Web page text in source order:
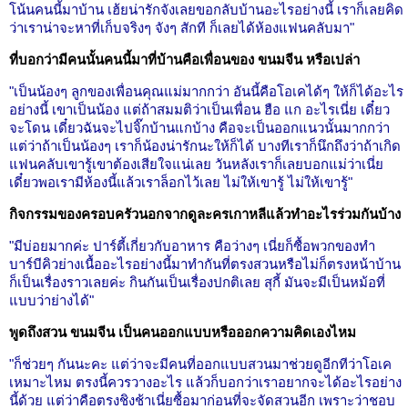
โน้นคนนี้มาบ้าน เฮ้ยน่ารักจังเลยขอกลับบ้านอะไรอย่างนี้ เราก็เลยคิด
ว่าเราน่าจะหาที่เก็บจริงๆ จังๆ สักที ก็เลยได้ห้องแฟนคลับมา"
ที่บอกว่ามีคนนั้นคนนี้มาที่บ้านคือเพื่อนของ ขนมจีน หรือเปล่า
"เป็นน้องๆ ลูกของเพื่อนคุณแม่มากกว่า อันนี้คือโอเคได้ๆ ให้ก็ได้อะไร
อย่างนี้ เขาเป็นน้อง แต่ถ้าสมมติว่าเป็นเพื่อน ฮือ แก อะไรเนี่ย เดี๋ยว
จะโดน เดี๋ยวฉันจะไปจิ๊กบ้านแกบ้าง คือจะเป็นออกแนวนั้นมากกว่า
แต่ว่าถ้าเป็นน้องๆ เราก็น้องน่ารักนะให้ก็ได้ บางทีเราก็นึกถึงว่าถ้าเกิด
แฟนคลับเขารู้เขาต้องเสียใจแน่เลย วันหลังเราก็เลยบอกแม่ว่าเนี่ย
เดี๋ยวพอเรามีห้องนี้แล้วเราล็อกไว้เลย ไม่ให้เขารู้ ไม่ให้เขารู้"
กิจกรรมของครอบครัวนอกจากดูละครเกาหลีแล้วทำอะไรร่วมกันบ้าง
"มีบ่อยมากค่ะ ปาร์ตี้เกี่ยวกับอาหาร คือว่างๆ เนี่ยก็ซื้อพวกของทำ
บาร์บีคิวย่างเนื้ออะไรอย่างนี้มาทำกันที่ตรงสวนหรือไม่ก็ตรงหน้าบ้าน
ก็เป็นเรื่องราวเลยค่ะ กินกันเป็นเรื่องปกติเลย สุกี้ มันจะมีเป็นหม้อที่
แบบว่าย่างได้"
พูดถึงสวน ขนมจีน เป็นคนออกแบบหรือออกความคิดเองไหม
"ก็ช่วยๆ กันนะคะ แต่ว่าจะมีคนที่ออกแบบสวนมาช่วยดูอีกทีว่าโอเค
เหมาะไหม ตรงนี้ควรวางอะไร แล้วก็บอกว่าเราอยากจะได้อะไรอย่าง
นี้ด้วย แต่ว่าคือตรงชิงช้าเนี่ยซื้อมาก่อนที่จะจัดสวนอีก เพราะว่าชอบ